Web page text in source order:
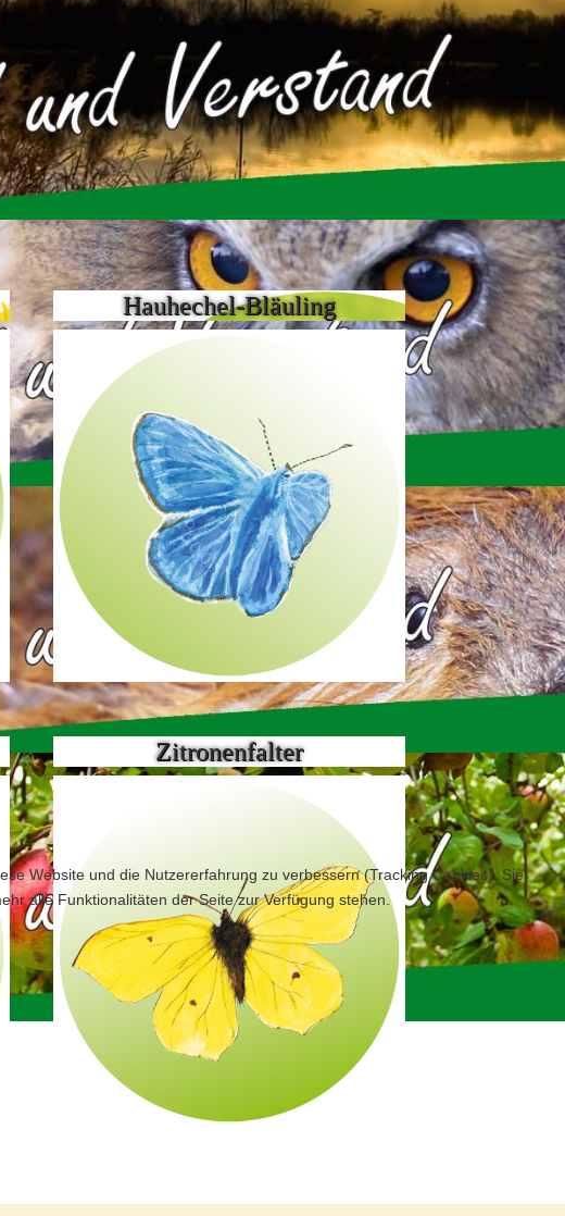
Hauhechel-Bläuling
Zitronenfalter
Website und die Nutzererfahrung zu verbessern (Tracking Cookies). Sie
alle Funktionalitäten der Seite zur Verfügung stehen.